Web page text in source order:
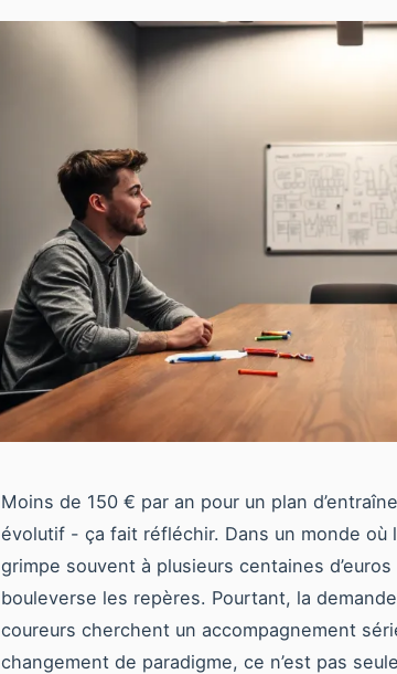
Moins de 150 € par an pour un plan
évolutif - ça fait réfléchir. Dans un monde
grimpe souvent à plusieurs centaines
bouleverse les repères. Pourtant, la
coureurs cherchent un accompagnement
changement de paradigme, ce n’est pas